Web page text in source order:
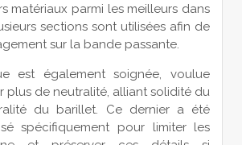
matériaux parmi les meilleurs dans
sections sont utilisées afin de
sur la bande passante.
est également soignée, voulue
plus de neutralité, alliant solidité du
du barillet. Ce dernier a été
spécifiquement pour limiter les